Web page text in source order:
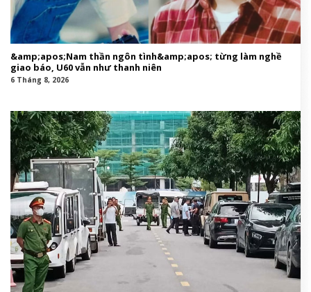
&amp;apos;Nam thần ngôn tình&amp;apos; từng làm nghề
giao báo, U60 vẫn như thanh niên
6 Tháng 8, 2026